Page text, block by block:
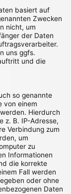
basiert auf
Zwecken
nicht, um
der Daten
uns ggfs.
und die
so genannte
von einem
Hierdurch
z. B. IP-Adresse,
Verbindung zum
um
zu
Informationen
die korrekte
Fall werden
oder ohne
Daten